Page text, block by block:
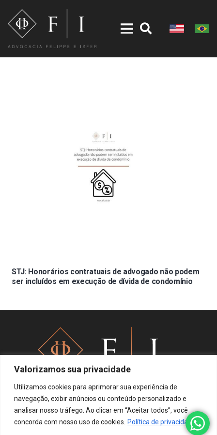
Valorizamos sua privacidade
Utilizamos cookies para aprimorar sua experiência de
navegação, exibir anúncios ou conteúdo personalizado e
analisar nosso tráfego. Ao clicar em “Aceitar todos”, você
concorda com nosso uso de cookies. Política de privacidade
STJ: Honorários contratuais de advogado não podem
ser incluídos em execução de dívida de condomínio
Política de privacidade